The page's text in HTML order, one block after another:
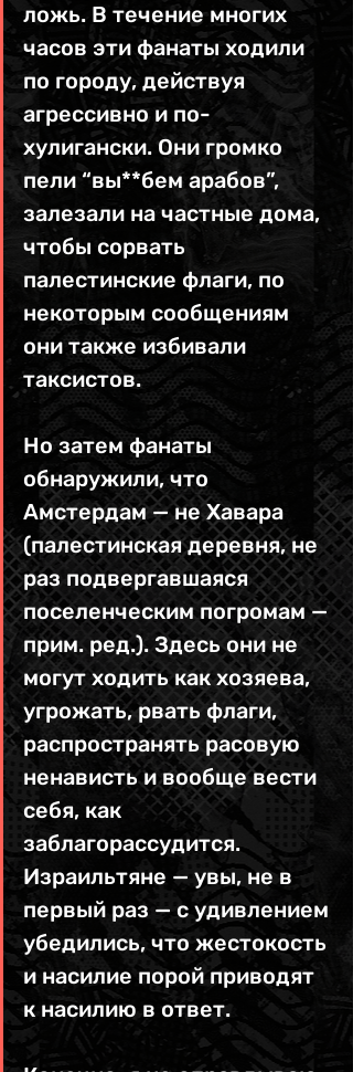
ложь. В течение многих
часов эти фанаты ходили
по городу, действуя
агрессивно и по-
хулигански. Они громко
пели “вы**бем арабов”,
залезали на частные дома,
чтобы сорвать
палестинские флаги, по
некоторым сообщениям
они также избивали
таксистов.
Но затем фанаты
обнаружили, что
Амстердам — не Хавара
(палестинская деревня, не
раз подвергавшаяся
поселенческим погромам —
прим. ред.). Здесь они не
могут ходить как хозяева,
угрожать, рвать флаги,
распространять расовую
ненависть и вообще вести
себя, как
заблагорассудится.
Израильтяне — увы, не в
первый раз — с удивлением
убедились, что жестокость
и насилие порой приводят
к насилию в ответ.